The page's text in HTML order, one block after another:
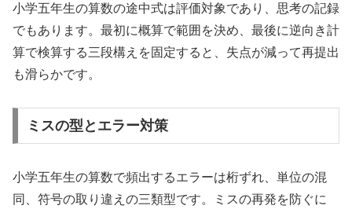
小学五年生の算数の途中式は評価対象であり、思考の記録
でもあります。最初に概算で範囲を決め、最後に逆向き計
算で検算する三段構えを固定すると、失点が減って再提出
も滑らかです。
ミスの型とエラー対策
小学五年生の算数で頻出するエラーは桁ずれ、単位の混
同、符号の取り違えの三類型です。ミスの再発を防ぐに